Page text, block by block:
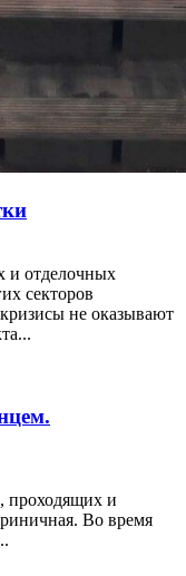
и отделочных
секторов
не оказывают
проходящих и
Во время